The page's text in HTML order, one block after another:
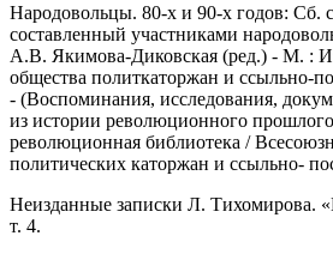
Народовольцы. 80-х и 90-х годов: Сб.
составленный участниками
А.В. Якимова-Диковская (ред.) - М. :
общества политкаторжан и ссыльно-
- (Воспоминания, исследования,
из истории революционного
революционная библиотека /
политических каторжан и ссыльно-
Неизданные записки Л. Тихомирова.
т. 4.